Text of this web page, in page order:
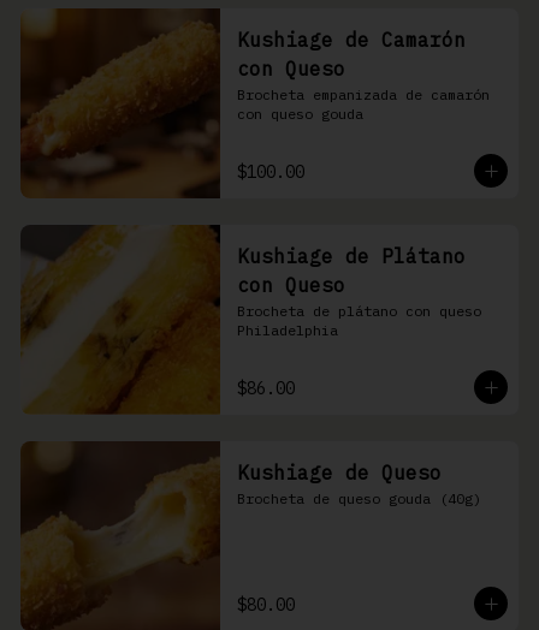
Kushiage de Camarón
con Queso
Brocheta empanizada de camarón
con queso gouda
$100.00
Kushiage de Plátano
con Queso
Brocheta de plátano con queso
Philadelphia
$86.00
Kushiage de Queso
Brocheta de queso gouda (40g)
$80.00